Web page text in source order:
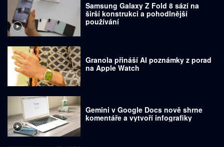
Samsung Galaxy Z Fold 8 sází na
širší konstrukci a pohodlnější
používání
Granola přináší AI poznámky z porad
na Apple Watch
Gemini v Google Docs nově shrne
komentáře a vytvoří infografiky